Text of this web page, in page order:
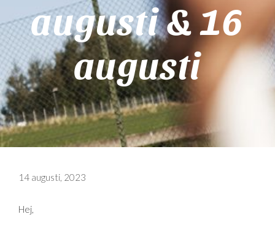
augusti & 16
augusti
14 augusti, 2023
Hej,